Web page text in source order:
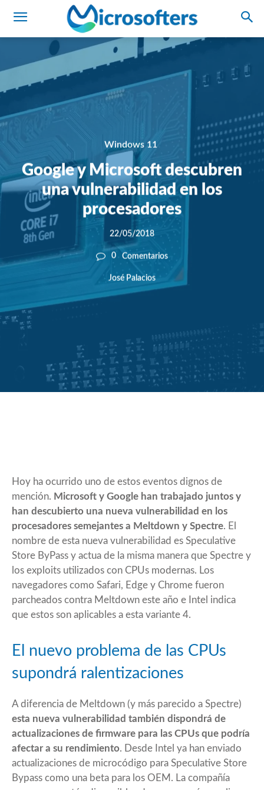
Windows 11
Google y Microsoft descubren
una vulnerabilidad en los
procesadores
22/05/2018
0 Comentarios
José Palacios
Hoy ha ocurrido uno de estos eventos dignos de
mención. Microsoft y Google han trabajado juntos y
han descubierto una nueva vulnerabilidad en los
procesadores semejantes a Meltdown y Spectre. El
nombre de esta nueva vulnerabilidad es Speculative
Store ByPass y actua de la misma manera que Spectre y
los exploits utilizados con CPUs modernas. Los
navegadores como Safari, Edge y Chrome fueron
parcheados contra Meltdown este año e Intel indica
que estos son aplicables a esta variante 4.
El nuevo problema de las CPUs
supondrá ralentizaciones
A diferencia de Meltdown (y más parecido a Spectre)
esta nueva vulnerabilidad también dispondrá de
actualizaciones de firmware para las CPUs que podría
afectar a su rendimiento. Desde Intel ya han enviado
actualizaciones de microcódigo para Speculative Store
Bypass como una beta para los OEM. La compañía